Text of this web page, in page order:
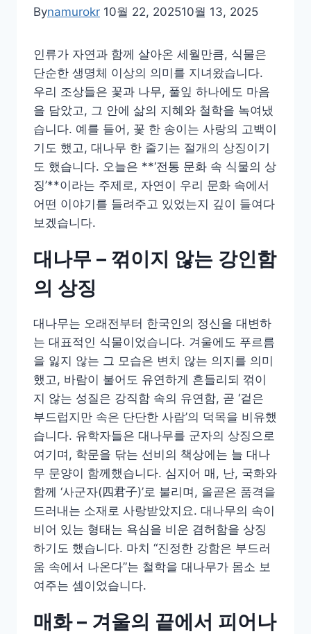
Bynamurokr 10월 22, 202510월 13, 2025
인류가 자연과 함께 살아온 세월만큼, 식물은
단순한 생명체 이상의 의미를 지녀왔습니다.
우리 조상들은 꽃과 나무, 풀잎 하나에도 마음
을 담았고, 그 안에 삶의 지혜와 철학을 녹여냈
습니다. 예를 들어, 꽃 한 송이는 사랑의 고백이
기도 했고, 대나무 한 줄기는 절개의 상징이기
도 했습니다. 오늘은 **‘전통 문화 속 식물의 상
징’**이라는 주제로, 자연이 우리 문화 속에서
어떤 이야기를 들려주고 있었는지 깊이 들여다
보겠습니다.
대나무 – 꺾이지 않는 강인함
의 상징
대나무는 오래전부터 한국인의 정신을 대변하
는 대표적인 식물이었습니다. 겨울에도 푸르름
을 잃지 않는 그 모습은 변치 않는 의지를 의미
했고, 바람이 불어도 유연하게 흔들리되 꺾이
지 않는 성질은 강직함 속의 유연함, 곧 ‘겉은
부드럽지만 속은 단단한 사람’의 덕목을 비유했
습니다. 유학자들은 대나무를 군자의 상징으로
여기며, 학문을 닦는 선비의 책상에는 늘 대나
무 문양이 함께했습니다. 심지어 매, 난, 국화와
함께 ‘사군자(四君子)’로 불리며, 올곧은 품격을
드러내는 소재로 사랑받았지요. 대나무의 속이
비어 있는 형태는 욕심을 비운 겸허함을 상징
하기도 했습니다. 마치 “진정한 강함은 부드러
움 속에서 나온다”는 철학을 대나무가 몸소 보
여주는 셈이었습니다.
매화 – 겨울의 끝에서 피어나